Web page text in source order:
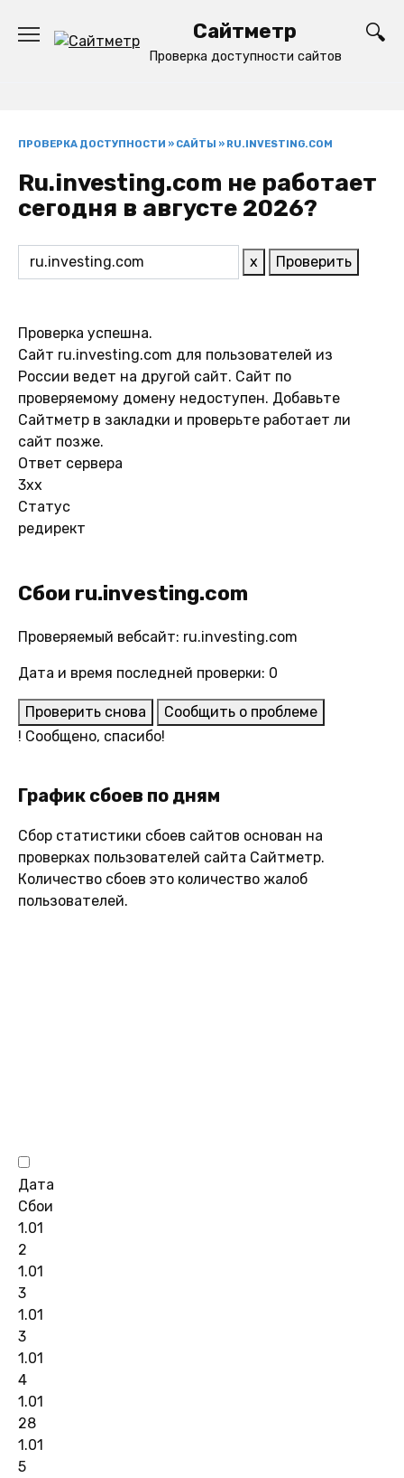
содержанию
Сайтметр
Проверка доступности сайтов
ПРОВЕРКА ДОСТУПНОСТИ » САЙТЫ » RU.INVESTING.COM
Ru.investing.com не работает
сегодня в августе 2026?
x Проверить
Проверка успешна.
Сайт ru.investing.com для пользователей из
России ведет на другой сайт. Сайт по
проверяемому домену недоступен. Добавьте
Сайтметр в закладки и проверьте работает ли
сайт позже.
Ответ сервера
3xx
Статус
редирект
Сбои ru.investing.com
Проверяемый вебсайт: ru.investing.com
Дата и время последней проверки: 0
Проверить снова
Сообщить о проблеме
! Сообщено, спасибо!
График сбоев по дням
Сбор статистики сбоев сайтов основан на
проверках пользователей сайта Сайтметр.
Количество сбоев это количество жалоб
пользователей.
Дата
Сбои
1.01
2
1.01
3
1.01
3
1.01
4
1.01
28
1.01
5